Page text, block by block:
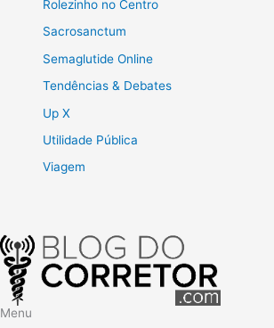
Rolezinho no Centro
Sacrosanctum
Semaglutide Online
Tendências & Debates
Up X
Utilidade Pública
Viagem
Menu